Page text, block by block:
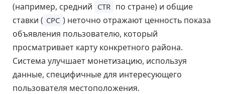
(например, средний CTR по стране) и общие
ставки ( CPC ) неточно отражают ценность показа
объявления пользователю, который
просматривает карту конкретного района.
Система улучшает монетизацию, используя
данные, специфичные для интересующего
пользователя местоположения.